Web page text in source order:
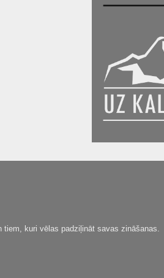
tiem, kuri vēlas padziļināt savas zināšanas.